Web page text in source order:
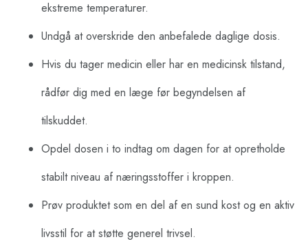
ekstreme temperaturer.
Undgå at overskride den anbefalede daglige dosis.
Hvis du tager medicin eller har en medicinsk tilstand,
rådfør dig med en læge før begyndelsen af
tilskuddet.
Opdel dosen i to indtag om dagen for at opretholde
stabilt niveau af næringsstoffer i kroppen.
Prøv produktet som en del af en sund kost og en aktiv
livsstil for at støtte generel trivsel.